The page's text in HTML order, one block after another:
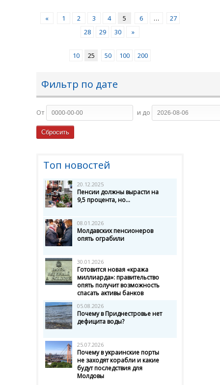
« 1 2 3 4 5 6 …
27
28
29 30 »
10 25 50 100 200
Фильтр по дате
От и до
Топ новостей
20.12.2025
Пенсии должны вырасти на
9,5 процента, но...
08.01.2026
Молдавских пенсионеров
опять ограбили
30.01.2026
Готовится новая «кража
миллиарда»: правительство
опять получит возможность
спасать активы банков
05.08.2026
Почему в Приднестровье нет
дефицита воды?
25.07.2026
Почему в украинские порты
не заходят корабли и какие
будут последствия для
Молдовы